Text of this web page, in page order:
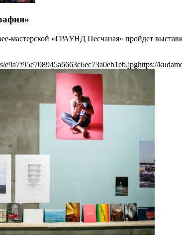
мастерской «ГРАУНД Песчаная» пройдет
e9a7f95e708945a6663c6ec73a0eb1eb.jpghttps://